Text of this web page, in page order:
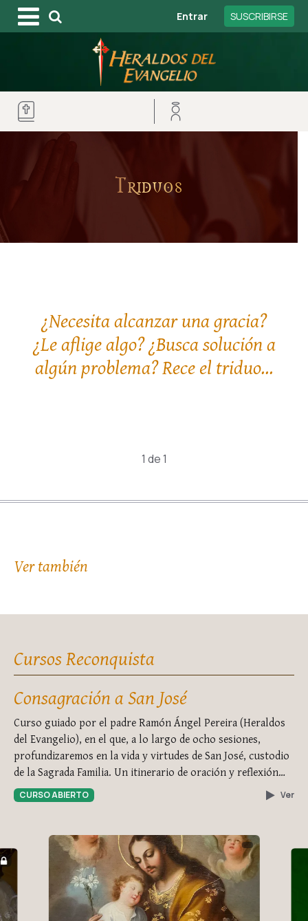
Entrar SUSCRIBIRSE
Triduos
¿Necesita alcanzar una gracia?
¿Le aflige algo? ¿Busca solución a
algún problema? Rece el triduo...
1 de 1
Ver también
Cursos Reconquista
Consagración a San José
Curso guiado por el padre Ramón Ángel Pereira (Heraldos
del Evangelio), en el que, a lo largo de ocho sesiones,
profundizaremos en la vida y virtudes de San José, custodio
de la Sagrada Familia. Un itinerario de oración y reflexión
que culmina con la consagración personal, fortaleciendo
nuestra confianza en Dios y nuestra devoción al glorioso
CURSO ABIERTO Ver